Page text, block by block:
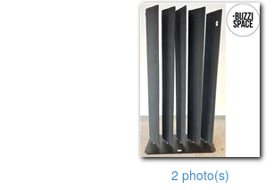
2 photo(s)